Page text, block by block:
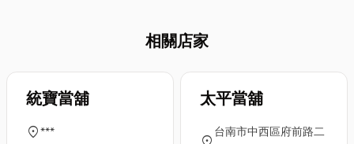
驗。不同產
地、種類和烘
焙程度的咖啡
豆呈現出各種
名，特別是無
能有效保護鋼
板表面，適合
格的產業，如
店的經典糕
點，到新興文
特色禮盒，每
相關店家
統寶當舖
location_on***
太平當舖
台南市中西區府前路二